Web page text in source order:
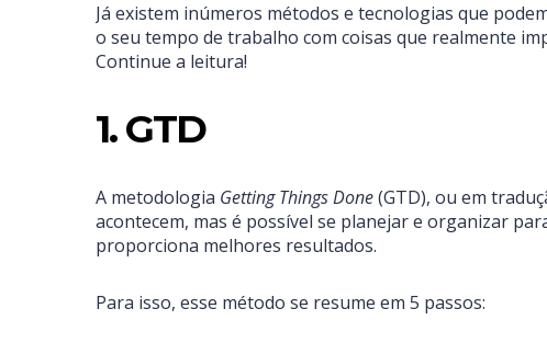
Já existem inúmeros métodos e tecnologias que
o seu tempo de trabalho com coisas que realmente
Continue a leitura!
1. GTD
A metodologia Getting Things Done(GTD), ou em
acontecem, mas é possível se planejar e organizar
proporciona melhores resultados.
Para isso, esse método se resume em 5 passos: